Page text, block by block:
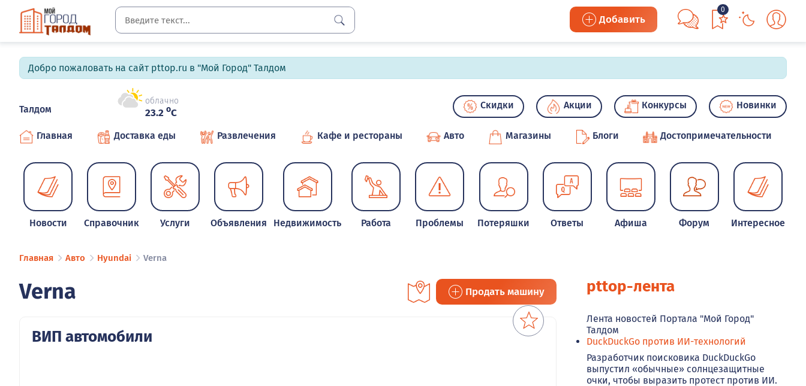
Добавить
0
Добро пожаловать на сайт pttop.ru в "Мой Город" Талдом
Талдом
облачно
23.2 oC
Скидки Акции Конкурсы Новинки
Главная Доставка еды Развлечения Кафе и рестораны Авто Магазины Блоги Достопримечательности
Новости Справочник Услуги Объявления Недвижимость Работа Проблемы Потеряшки Ответы Афиша Форум Интересное
Главная Авто Hyundai Verna
Verna Продать машину
ВИП автомобили
pttop-лента
Лента новостей Портала "Мой Город"
Талдом
DuckDuckGo против ИИ-технологий
Разработчик поисковика DuckDuckGo
выпустил «обычные» солнцезащитные
очки, чтобы выразить протест против ИИ.